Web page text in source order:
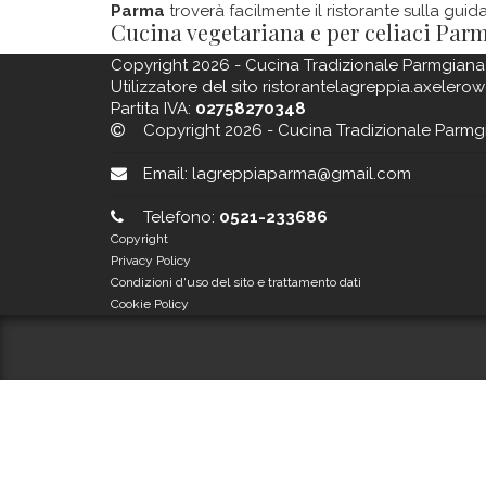
Parma troverà facilmente il ristorante sulla
Cucina vegetariana e per celiaci
Copyright 2026 - Cucina Tradizionale
Utilizzatore del sito
Partita IVA: 02758270348
Copyright 2026 - Cucina Tradizionale
Email: lagreppiaparma@gmail.com
Telefono: 0521-233686
Copyright
Privacy Policy
Condizioni d'uso del sito e trattamento dati
Cookie Policy